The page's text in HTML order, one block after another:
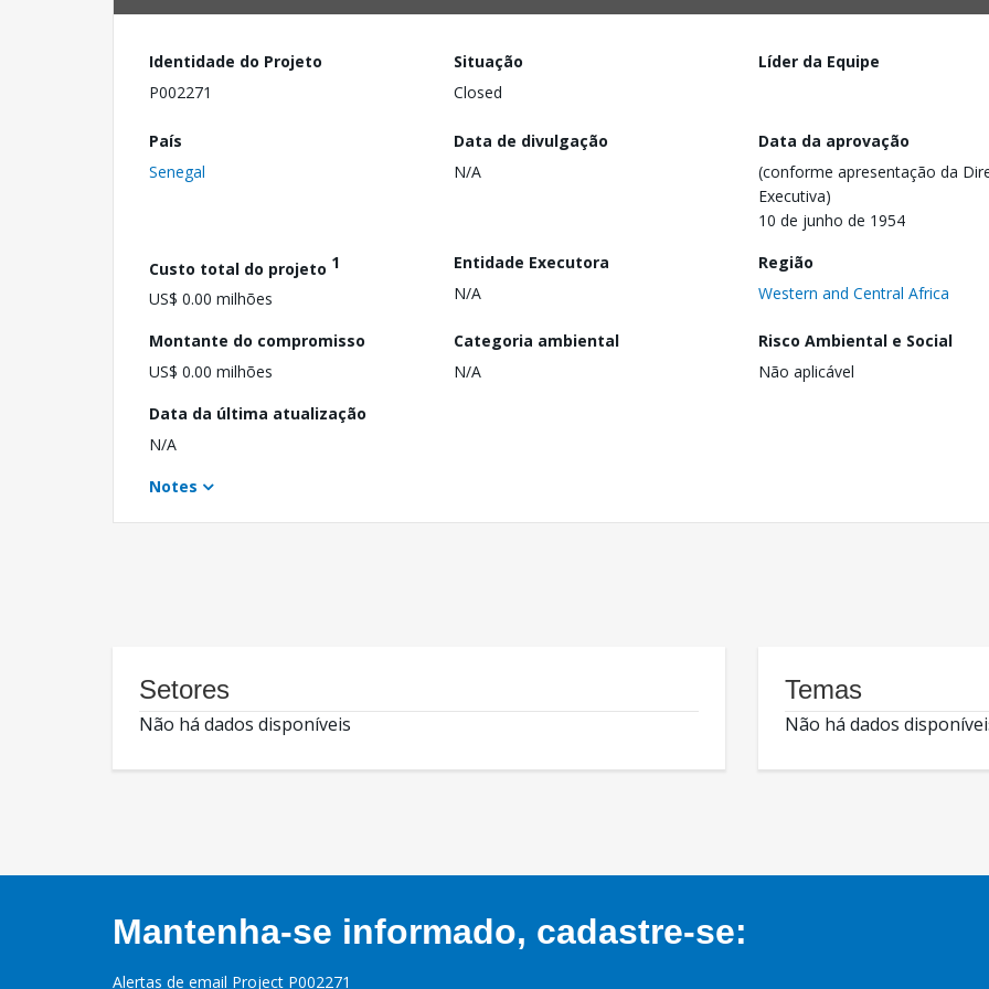
Identidade do Projeto
P002271
Situação
Closed
Líder da Equipe
País
Senegal
Data de divulgação
N/A
Data da aprovação
(conforme apresentação da
Executiva)
10 de junho de 1954
Custo total do projeto 1
US$ 0.00 milhões
Entidade Executora
N/A
Região
Western and Central Africa
Montante do compromisso
US$ 0.00 milhões
Categoria ambiental
N/A
Risco Ambiental e Social
Não aplicável
Data da última atualização
N/A
Notes
Setores
Não há dados disponíveis
Temas
Não há dados
Mantenha-se informado, cadastre-se:
Alertas de email Project P002271